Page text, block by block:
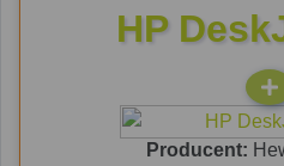
HP
Producent: